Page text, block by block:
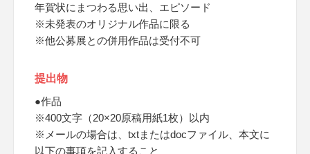
年賀状にまつわる思い出、エピソード
※未発表のオリジナル作品に限る
※他公募展との併用作品は受付不可
提出物
●作品
※400文字（20×20原稿用紙1枚）以内
※メールの場合は、txtまたはdocファイル、本文に
以下の事項を記入すること